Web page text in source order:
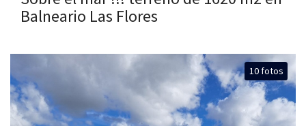
Balneario Las Flores
10 fotos